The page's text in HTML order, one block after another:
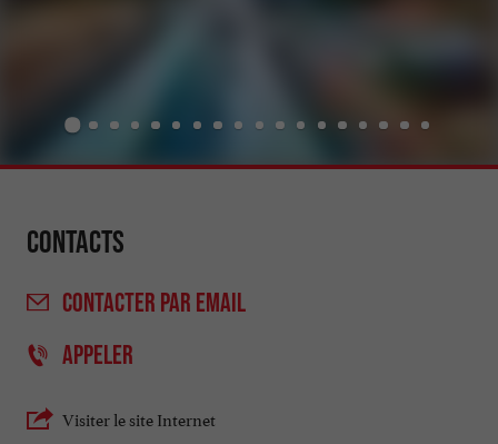
Contacts
CONTACTER PAR EMAIL
APPELER
Visiter le site Internet